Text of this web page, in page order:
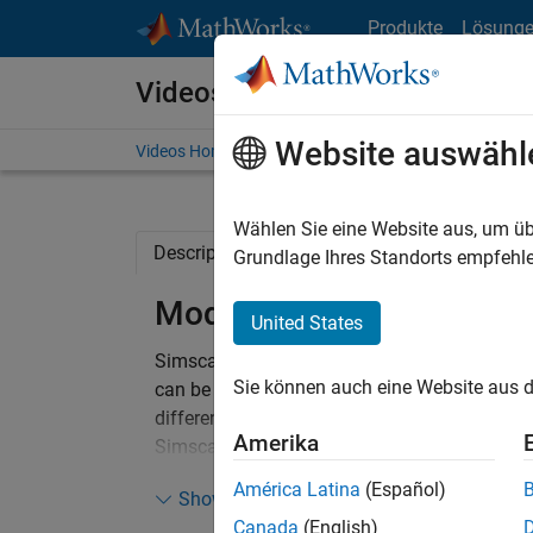
Produkte
Videos
Videos Home Search
Description Related Resources
Modeling a Four-Wheel
Simscape Driveline™ components are used
can be configured to use different types of
differentials are modeled using nonlinear
Simscape Driveline tire models enable
algorithms under challenging road
surface.
Show more
Website
Wählen Sie eine Website aus, um
Grundlage Ihres Standorts
United States
Sie können auch eine Website aus
Amerika
América Latina (Español)
Canada (English)